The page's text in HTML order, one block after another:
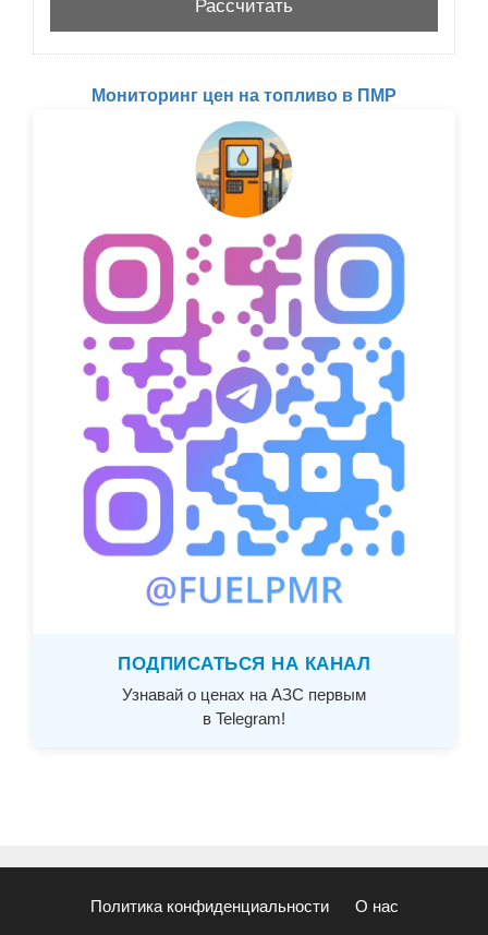
Мониторинг цен на топливо в ПМР
ПОДПИСАТЬСЯ НА КАНАЛ
Узнавай о ценах на АЗС первым
в Telegram!
Политика конфиденциальности О нас